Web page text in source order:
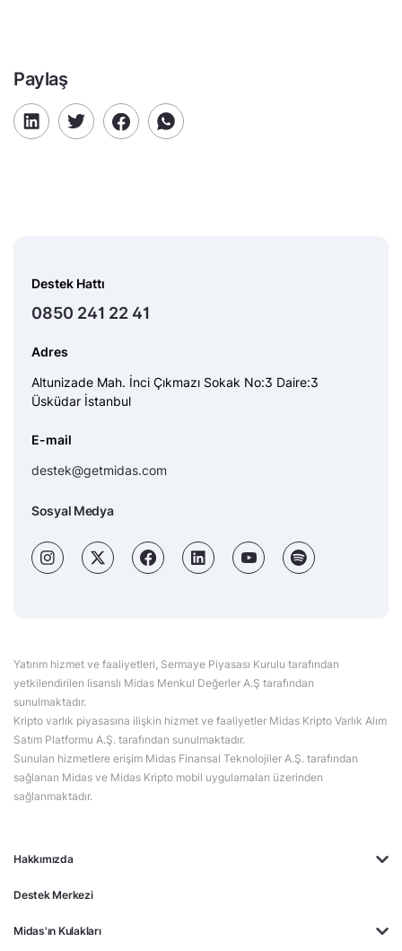
Paylaş
Hakkımızda
Destek Merkezi
Midas'ın Kulakları
Destek Hattı
0850 241 22 41
Adres
Altunizade Mah. İnci Çıkmazı Sokak No:3 Daire:3
Üsküdar İstanbul
E-mail
destek@getmidas.com
Sosyal Medya
Yatırım hizmet ve faaliyetleri, Sermaye Piyasası Kurulu tarafından
yetkilendirilen lisanslı Midas Menkul Değerler A.Ş tarafından
sunulmaktadır.
Kripto varlık piyasasına ilişkin hizmet ve faaliyetler Midas Kripto Varlık Alım
Satım Platformu A.Ş. tarafından sunulmaktadır.
Sunulan hizmetlere erişim Midas Finansal Teknolojiler A.Ş. tarafından
sağlanan Midas ve Midas Kripto mobil uygulamaları üzerinden
sağlanmaktadır.